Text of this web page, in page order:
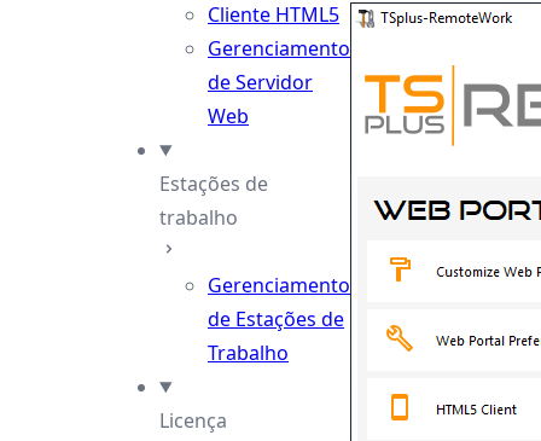
Cliente HTML5
Gerenciamento
de Servidor
Web
Estações de
trabalho
Gerenciamento
de Estações de
Trabalho
Licença